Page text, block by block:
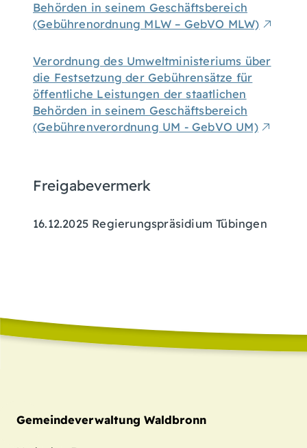
Behörden in seinem Geschäftsbereich
(Gebührenordnung MLW – GebVO MLW)
Verordnung des Umweltministeriums über
die Festsetzung der Gebührensätze für
öffentliche Leistungen der staatlichen
Behörden in seinem Geschäftsbereich
(Gebührenverordnung UM - GebVO UM)
Freigabevermerk
16.12.2025 Regierungspräsidium Tübingen
Gemeindeverwaltung Waldbronn